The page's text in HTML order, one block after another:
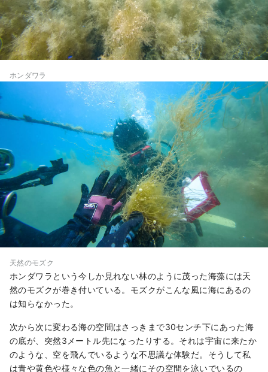
ホンダワラ
天然のモズク
ホンダワラという今しか見れない林のように茂った海藻には天
然のモズクが巻き付いている。モズクがこんな風に海にあるの
は知らなかった。
次から次に変わる海の空間はさっきまで30センチ下にあった海
の底が、突然3メートル先になったりする。それは宇宙に来たか
のような、空を飛んでいるような不思議な体験だ。そうして私
は青や黄色や様々な色の魚と一緒にその空間を泳いでいるの